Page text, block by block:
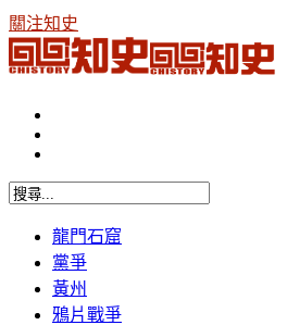
關注知史
龍門石窟
黨爭
黃州
鴉片戰爭